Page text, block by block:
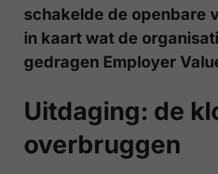
schakelde de openbare
in kaart wat de
gedragen Employer
Uitdaging: de
overbruggen